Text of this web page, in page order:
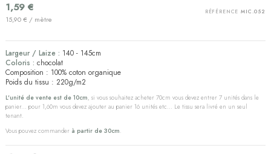
RÉFÉRENCE MIC.052
1,59 €
15,90 € / mètre
Largeur / Laize : 140 - 145cm
Coloris : chocolat
Composition : 100% coton organique
Poids du tissu : 220g/m2
L'unité de vente est de 10cm, si vous souhaitez acheter 70cm vous devez entrer 7 unités dans le
panier... pour 1,60m vous devez ajouter au panier 16 unités etc... Le tissu sera livré en un seul
tenant.
Vous pouvez commander à partir de 30cm.